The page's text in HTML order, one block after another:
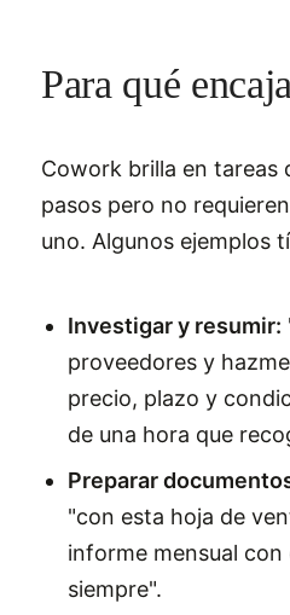
Para qué
Cowork brilla en tareas
pasos pero no
uno. Algunos ejemplos
Investigar y resumir:
proveedores y
precio, plazo y
de una hora que
Preparar
"con esta hoja de
informe mensual
siempre".